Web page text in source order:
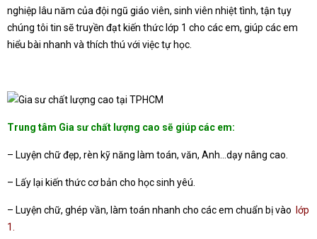
nghiệp lâu năm của đội ngũ giáo viên, sinh viên nhiệt tình, tận tụy
chúng tôi tin sẽ truyền đạt kiến thức lớp 1 cho các em, giúp các em
hiểu bài nhanh và thích thú với việc tự học.
Trung tâm Gia sư chất lượng cao sẽ giúp các em:
– Luyện chữ đẹp, rèn kỹ năng làm toán, văn, Anh…dạy nâng cao.
– Lấy lại kiến thức cơ bản cho học sinh yêú.
– Luyện chữ, ghép vần, làm toán nhanh cho các em chuẩn bị vào
lớp
1.